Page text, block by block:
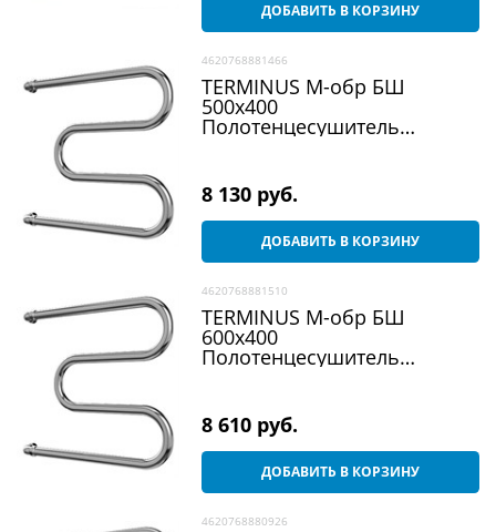
ДОБАВИТЬ В КОРЗИНУ
4620768881466
TERMINUS М-обр БШ
500х400
Полотенцесушитель
8 130 руб.
ДОБАВИТЬ В КОРЗИНУ
4620768881510
TERMINUS М-обр БШ
600х400
Полотенцесушитель
8 610 руб.
ДОБАВИТЬ В КОРЗИНУ
4620768880926